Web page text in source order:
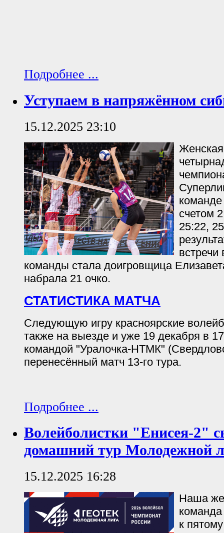
Подробнее ...
Уступаем в напряжённом
15.12.2025 23:10
счетом
25:22,
встречи
команды стала доигровщица
набрала 21 очко.
СТАТИСТИКА МАТЧА
Следующую игру красноярские
также на выезде и уже 19 декабря в
командой "Уралочка-НТМК"
перенесённый матч 13-го тура.
Подробнее ...
Волейболистки "Енисея-2"
домашний тур Молодежной
15.12.2025 16:28
Наша
команда
к